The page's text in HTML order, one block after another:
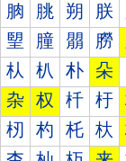
朒 朓 朔 朕
朢 朣 朤 朥
朲 朳 朴 朵
杂 权 杄 杅
杒 杓 杔 杕